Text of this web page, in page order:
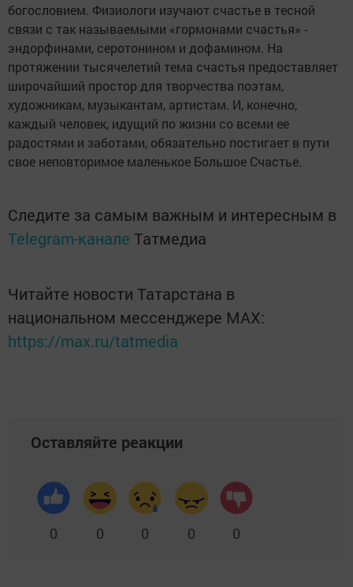
богословием. Физиологи изучают счастье в тесной
связи с так называемыми «гормонами счастья» -
эндорфинами, серотонином и дофамином. На
протяжении тысячелетий тема счастья предоставляет
широчайший простор для творчества поэтам,
художникам, музыкантам, артистам. И, конечно,
каждый человек, идущий по жизни со всеми ее
радостями и заботами, обязательно постигает в пути
свое неповторимое маленькое Большое Счастье.
Следите за самым важным и интересным в
Telegram-канале Татмедиа
Читайте новости Татарстана в
национальном мессенджере MАХ:
https://max.ru/tatmedia
Оставляйте реакции
0 0 0 0 0